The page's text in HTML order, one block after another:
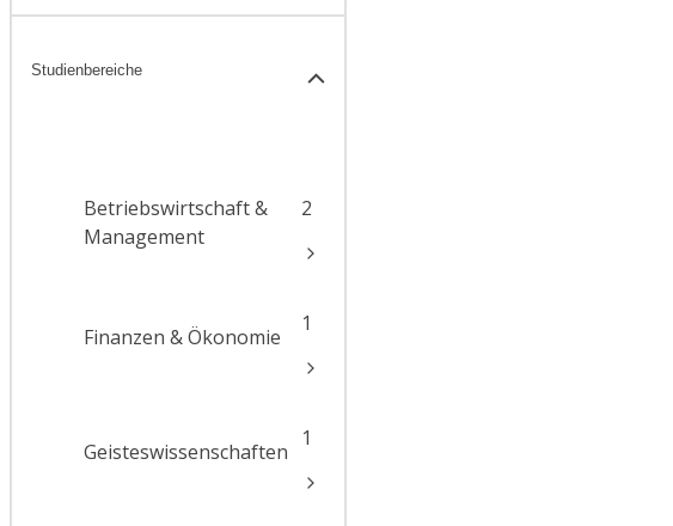
Studienbereiche
Betriebswirtschaft &
Management
2
Finanzen & Ökonomie
1
Geisteswissenschaften
1